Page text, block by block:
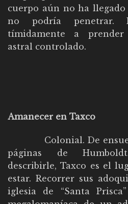
cuerpo aún no ha
no podría penetrar.
tímidamente a prender
astral controlado.
Amanecer en Taxco
Colonial. De
páginas de
describirle, Taxco es el
estar. Recorrer sus
iglesia de “Santa